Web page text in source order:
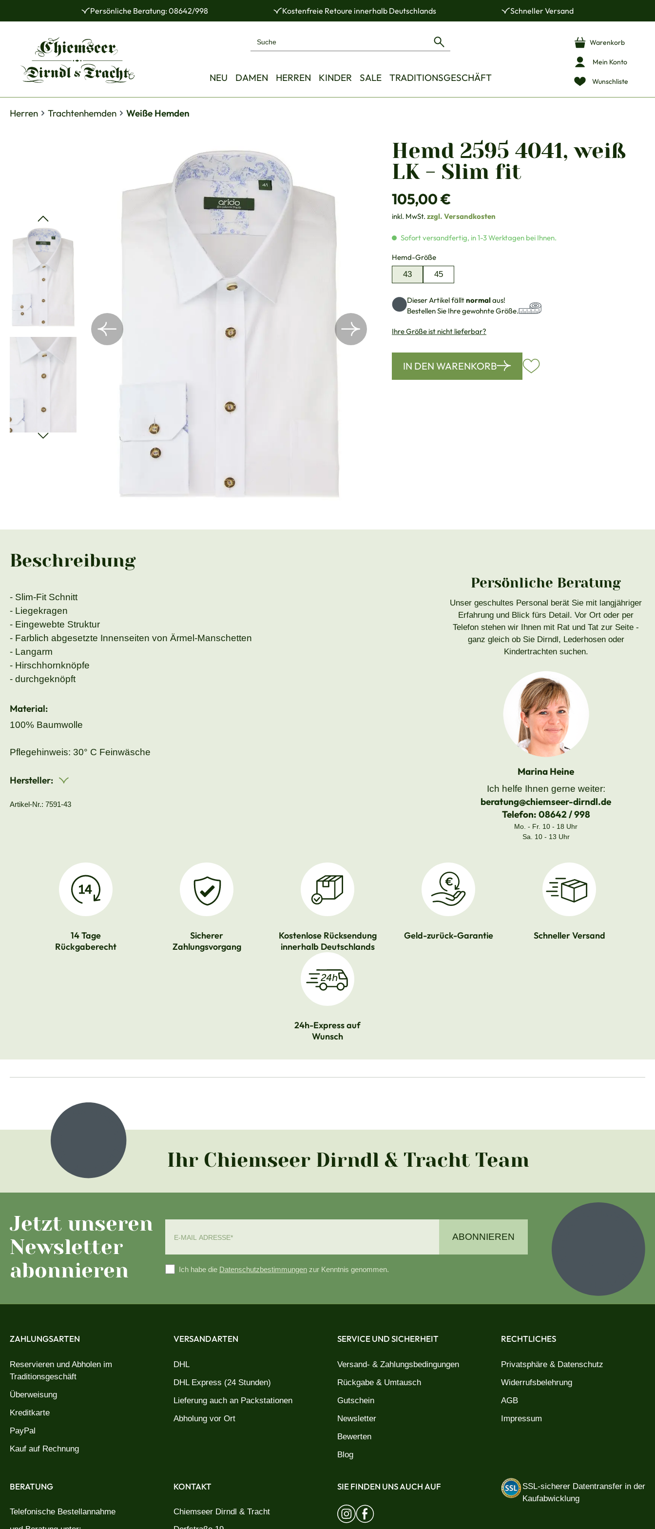
Hauptinhalt springen
Zur Hauptnavigation springenPersönliche Beratung: 08642/998 Kostenfreie Retoure innerhalb Deutschlands Schneller Versand
NEU DAMEN HERREN KINDER SALE TRADITIONSGESCHÄFT Wunschliste
Mein Konto
Warenkorb
Herren Trachtenhemden Weiße Hemden
Hemd 2595 4041, weiß
LK - Slim fit
Regulärer Preis:
105,00 €
inkl. MwSt. zzgl. Versandkosten
Sofort versandfertig, in 1-3 Werktagen bei Ihnen.
Hemd-Größeauswählen
43
45
Dieser Artikel fälltnormalaus!
Bestellen Sie Ihre gewohnte Größe.
Ihre Größe ist nicht lieferbar?
IN DEN WARENKORB
Beschreibung
- Slim-Fit Schnitt
- Liegekragen
- Eingewebte Struktur
- Farblich abgesetzte Innenseiten von Ärmel-Manschetten
- Langarm
- Hirschhornknöpfe
- durchgeknöpft
Material:
100% Baumwolle
Pflegehinweis: 30° C Feinwäsche
Hersteller:
Artikel-Nr.: 7591-43
Persönliche Beratung
Unser geschultes Personal berät Sie mit langjähriger
Erfahrung und Blick fürs Detail. Vor Ort oder per
Telefon stehen wir Ihnen mit Rat und Tat zur Seite -
ganz gleich ob Sie Dirndl, Lederhosen oder
Kindertrachten suchen.
Marina Heine
Ich helfe Ihnen gerne weiter:
beratung@chiemseer-dirndl.de
Telefon: 08642 / 998
Mo. - Fr. 10 - 18 Uhr
Sa. 10 - 13 Uhr
14 Tage
Rückgaberecht
Sicherer
Zahlungsvorgang
Kostenlose Rücksendung
innerhalb Deutschlands
Geld-zurück-Garantie Schneller Versand
24h-Express auf
Wunsch
Ihr Chiemseer Dirndl & Tracht Team
Jetzt unseren
Newsletter
abonnieren
ABONNIEREN
Ich habe die Datenschutzbestimmungen zur Kenntnis genommen.
ZAHLUNGSARTEN
Reservieren und Abholen im
Traditionsgeschäft
Überweisung
Kreditkarte
PayPal
Kauf auf Rechnung
VERSANDARTEN
DHL
DHL Express (24 Stunden)
Lieferung auch an Packstationen
Abholung vor Ort
SERVICE UND SICHERHEIT
Versand- & Zahlungsbedingungen
Rückgabe & Umtausch
Gutschein
Newsletter
Bewerten
Blog
RECHTLICHES
Privatsphäre & Datenschutz
Widerrufsbelehrung
AGB
Impressum
BERATUNG
Telefonische Bestellannahme
KONTAKT
Chiemseer Dirndl & Tracht
SIE FINDEN UNS AUCH AUF
SSL-sicherer Datentransfer in der
Kaufabwicklung